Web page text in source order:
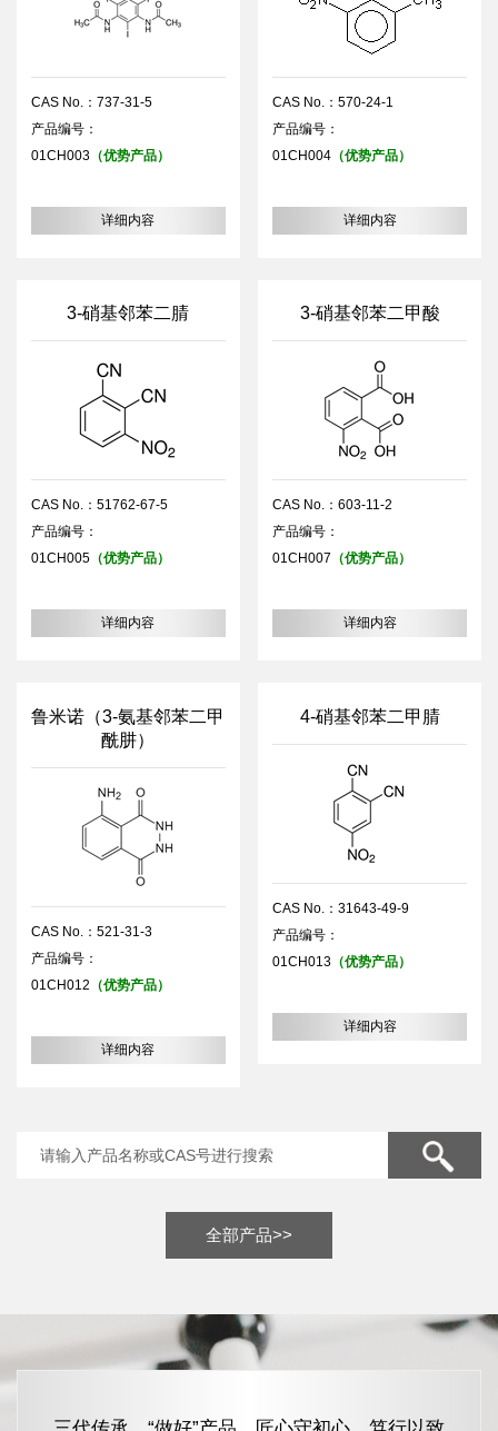
CAS No.：737-31-5
产品编号：
01CH003（优势产品）
详细内容
CAS No.：570-24-1
产品编号：
01CH004（优势产品）
详细内容
3-硝基邻苯二腈
CAS No.：51762-67-5
产品编号：
01CH005（优势产品）
详细内容
3-硝基邻苯二甲酸
CAS No.：603-11-2
产品编号：
01CH007 （优势产品）
详细内容
鲁米诺（3-氨基邻苯二甲
酰肼）
CAS No.：521-31-3
产品编号：
01CH012 （优势产品）
详细内容
4-硝基邻苯二甲腈
CAS No.：31643-49-9
产品编号：
01CH013（优势产品）
详细内容
全部产品>>